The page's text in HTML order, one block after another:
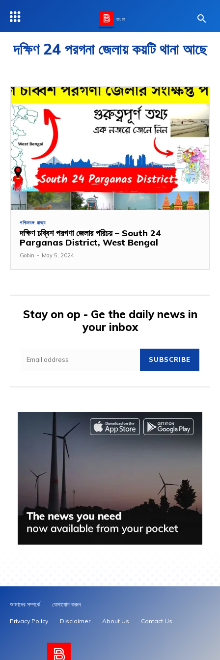
বাংলা
দক্ষিণ 24 পরগনা জেলায় কয়টি থানা আছে
পশ্চিমবঙ্গ রাজ্য
দক্ষিণ চব্বিশ পরগণা জেলার পরিচয় – South 24
Parganas District, West Bengal
Gobin - May 5, 2024
Stay on op - Ge the daily news in
your inbox
SUBSCRIBE
আমাদের সম্পর্কে যোগাযোগ করুন
Privacy Policy Disclaimer About Us Contact Us